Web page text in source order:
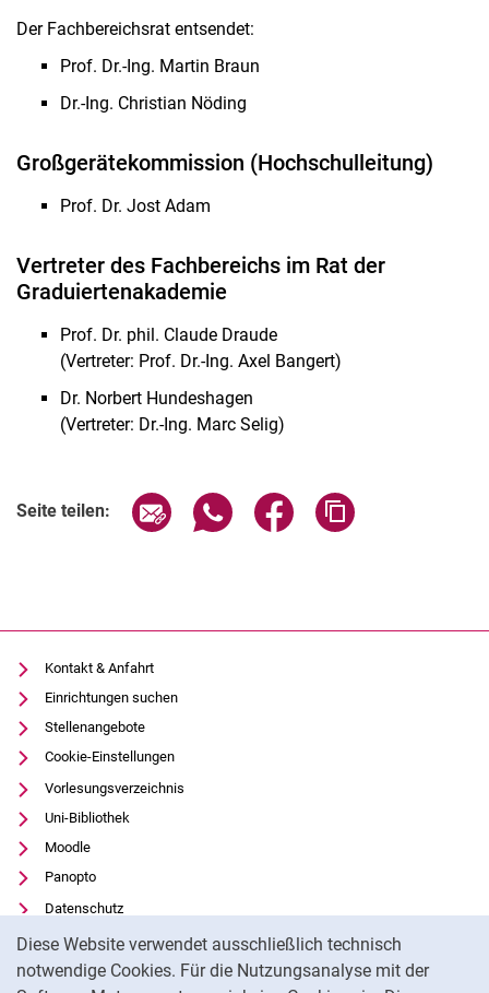
Diese Website verwendet ausschließlich technisch
notwendige Cookies. Für die Nutzungsanalyse mit der
Der Fachbereichsrat entsendet:
Prof. Dr.-Ing. Martin Braun
Dr.-Ing. Christian Nöding
Großgerätekommission (Hochschulleitung)
Prof. Dr. Jost Adam
Vertreter des Fachbereichs im Rat der
Graduiertenakademie
Prof. Dr. phil. Claude Draude
(Vertreter: Prof. Dr.-Ing. Axel Bangert)
Dr. Norbert Hundeshagen
(Vertreter: Dr.-Ing. Marc Selig)
Seite teilen: Seite über E-Mail teilen
Seite über WhatsApp teilen
Seite über Facebook
Kontakt & Anfahrt
Einrichtungen suchen
Stellenangebote
Cookie-Einstellungen
Vorlesungsverzeichnis
Uni-Bibliothek
Moodle
Panopto
Datenschutz
Barrierefreiheit
Transparenter KI-Einsatz